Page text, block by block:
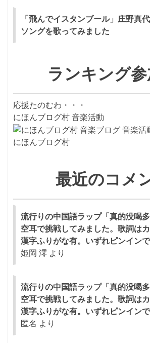
「飛んでイスタンブール」庄野真
ソングを歌ってみました
ランキング参
応援たのむわ・・・
にほんブログ村 音楽活動
にほんブログ村
最近のコメ
流行りの中国語ラップ「真的没喝
空耳で挑戦してみました。歌詞は
漢字ふりがな有。いずれピンインで
姫岡 澪 より
流行りの中国語ラップ「真的没喝
空耳で挑戦してみました。歌詞は
漢字ふりがな有。いずれピンインで
匿名 より